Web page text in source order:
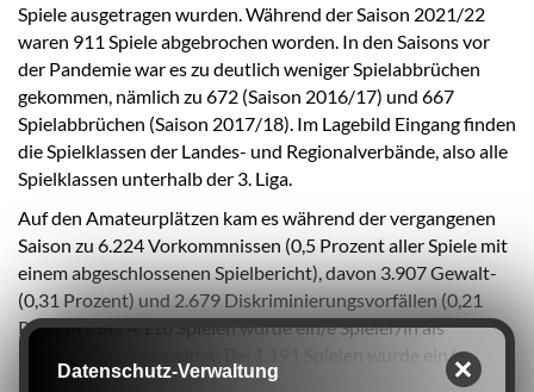
Spiele ausgetragen wurden. Während der Saison 2021/22
waren 911 Spiele abgebrochen worden. In den Saisons vor
der Pandemie war es zu deutlich weniger Spielabbrüchen
gekommen, nämlich zu 672 (Saison 2016/17) und 667
Spielabbrüchen (Saison 2017/18). Im Lagebild Eingang finden
die Spielklassen der Landes- und Regionalverbände, also alle
Spielklassen unterhalb der 3. Liga.
Auf den Amateurplätzen kam es während der vergangenen
Saison zu 6.224 Vorkommnissen (0,5 Prozent aller Spiele mit
einem abgeschlossenen Spielbericht), davon 3.907 Gewalt-
(0,31 Prozent) und 2.679 Diskriminierungsvorfällen (0,21
Prozent). Bei 4.116 Spielen wurde ein/e Spieler/in als
Beschuldigte/r gemeldet. Bei 1.191 Spielen wurde ein/e
Betreuer/in als Beschuldigte/r gemeldet und bei 2.200
Datenschutz-Verwaltung